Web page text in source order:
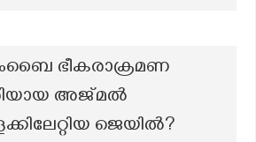
ഭീകരാക്രമണ
അജ്മൽ
ജെയിൽ?